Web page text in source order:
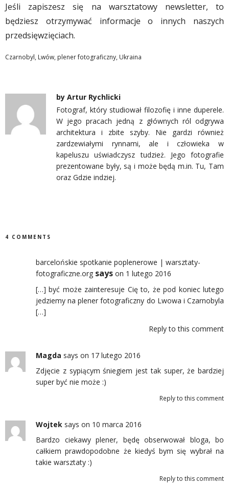
Jeśli zapiszesz się na warsztatowy newsletter, to
będziesz otrzymywać informacje o innych naszych
przedsięwzięciach.
Czarnobyl, Lwów, plener fotograficzny, Ukraina
by Artur Rychlicki
Fotograf, który studiował filozofię i inne duperele.
W jego pracach jedną z głównych ról odgrywa
architektura i zbite szyby. Nie gardzi również
zardzewiałymi rynnami, ale i człowieka w
kapeluszu uświadczysz tudzież. Jego fotografie
prezentowane były, są i może będą m.in. Tu, Tam
oraz Gdzie indziej.
4 COMMENTS
barcelońskie spotkanie poplenerowe | warsztaty-
fotograficzne.org says on 1 lutego 2016
[…] być może zainteresuje Cię to, że pod koniec lutego
jedziemy na plener fotograficzny do Lwowa i Czarnobyla
[…]
Reply to this comment
Magda says on 17 lutego 2016
Zdjęcie z sypiącym śniegiem jest tak super, że bardziej
super być nie może :)
Reply to this comment
Wojtek says on 10 marca 2016
Bardzo ciekawy plener, będę obserwował bloga, bo
całkiem prawdopodobne że kiedyś bym się wybrał na
takie warsztaty :)
Reply to this comment